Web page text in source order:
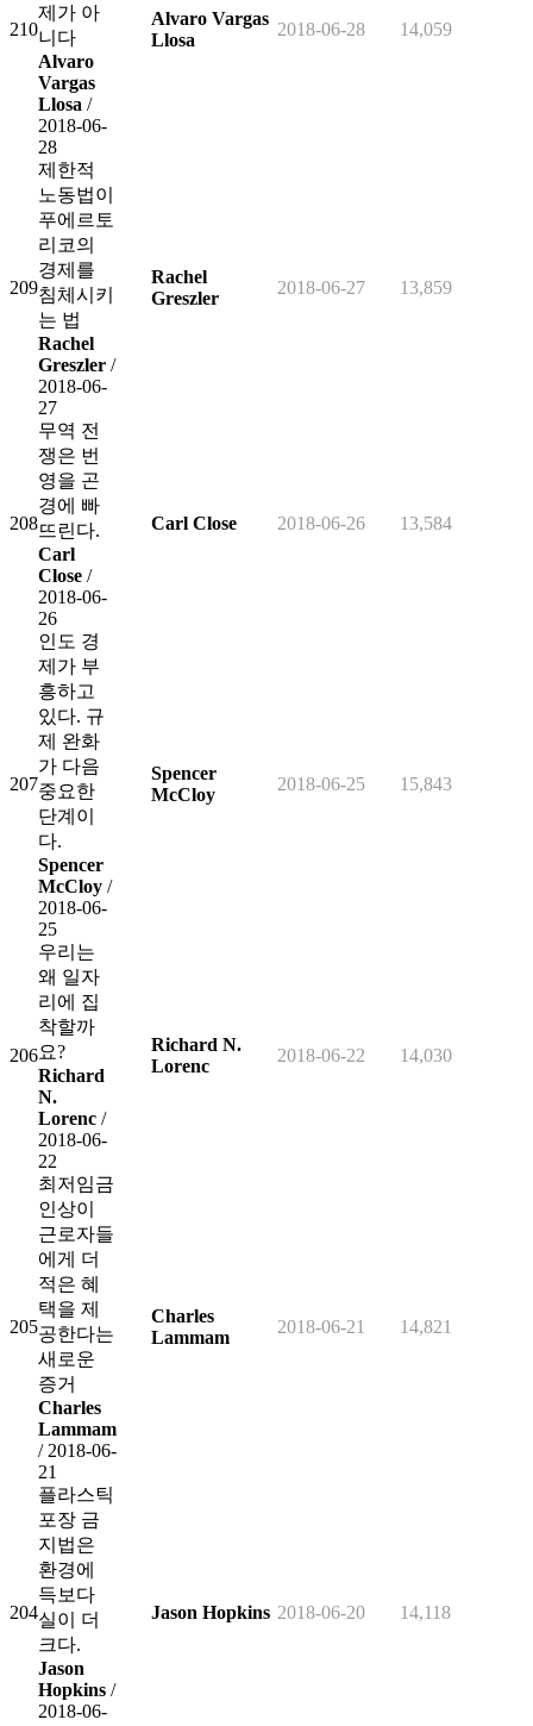
210
제가 아
니다
Alvaro
Vargas
Llosa /
2018-06-
28
Alvaro Vargas
Llosa
2018-06-28 14,059
209
제한적
노동법이
푸에르토
리코의
경제를
침체시키
는 법
Rachel
Greszler /
2018-06-
27
Rachel
Greszler
2018-06-27 13,859
208
무역 전
쟁은 번
영을 곤
경에 빠
뜨린다.
Carl
Close /
2018-06-
26
Carl Close 2018-06-26 13,584
207
인도 경
제가 부
흥하고
있다. 규
제 완화
가 다음
중요한
단계이
다.
Spencer
McCloy /
2018-06-
25
Spencer
McCloy
2018-06-25 15,843
206
우리는
왜 일자
리에 집
착할까
요?
Richard
N.
Lorenc /
2018-06-
22
Richard N.
Lorenc
2018-06-22 14,030
205
최저임금
인상이
근로자들
에게 더
적은 혜
택을 제
공한다는
새로운
증거
Charles
Lammam
/ 2018-06-
21
Charles
Lammam
2018-06-21 14,821
204
플라스틱
포장 금
지법은
환경에
득보다
실이 더
크다.
Jason
Hopkins /
2018-06-
Jason Hopkins 2018-06-20 14,118